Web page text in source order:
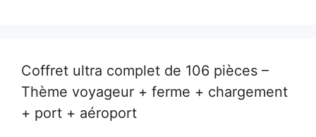
Coffret ultra complet de 106 pièces –
Thème voyageur + ferme + chargement
+ port + aéroport